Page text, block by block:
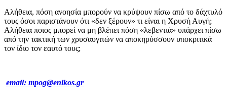
Αλήθεια, πόση ανοησία μπορούν να κρύψουν πίσω από το δάχτυλό
τους όσοι παριστάνουν ότι «δεν ξέρουν» τι είναι η Χρυσή Αυγή;
Αλήθεια ποιος μπορεί να μη βλέπει πόση «λεβεντιά» υπάρχει πίσω
από την τακτική των χρυσαυγιτών να αποκηρύσσουν υποκριτικά
τον ίδιο τον εαυτό τους;
email: mpog@enikos.gr